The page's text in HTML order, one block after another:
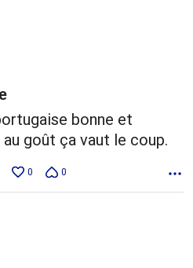
bonne et
goût ça vaut le coup.
0 0